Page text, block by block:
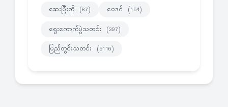
ဆေးမြီးတို (87) ဗေဒင် (154)
ရွေးကောက်ပွဲသတင်း (397)
ပြည်တွင်းသတင်း (5116)